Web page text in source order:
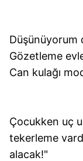
Düşünüyorum
Gözetleme
Can kulağı
Çocukken uç
tekerleme
alacak!"